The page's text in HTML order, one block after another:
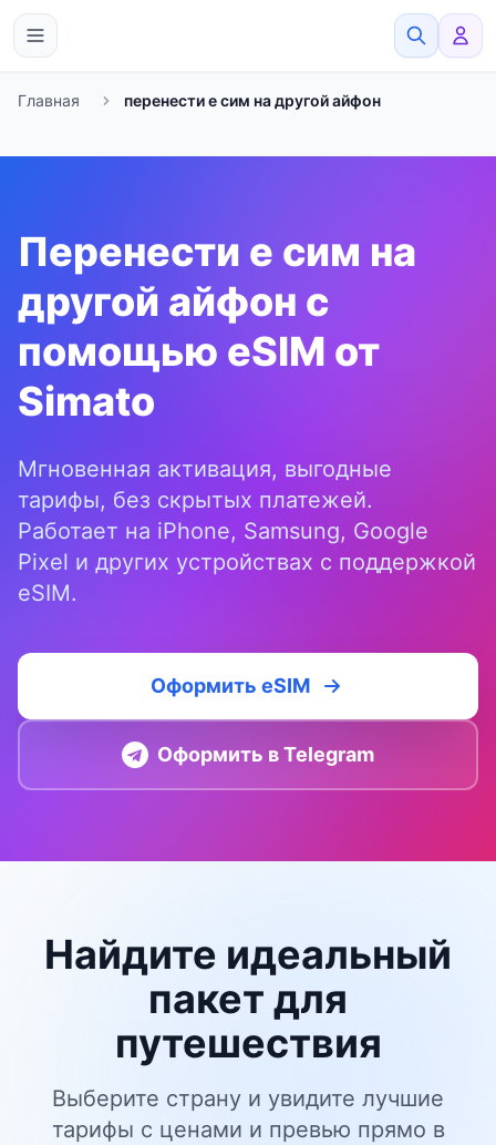
Главная перенести е сим на другой айфон
Перенести е сим на
другой айфон с
помощью eSIM от
Simato
Мгновенная активация, выгодные
тарифы, без скрытых платежей.
Работает на iPhone, Samsung, Google
Pixel и других устройствах с поддержкой
eSIM.
Оформить eSIM
Оформить в Telegram
Найдите идеальный
пакет для
путешествия
Выберите страну и увидите лучшие
тарифы с ценами и превью прямо в